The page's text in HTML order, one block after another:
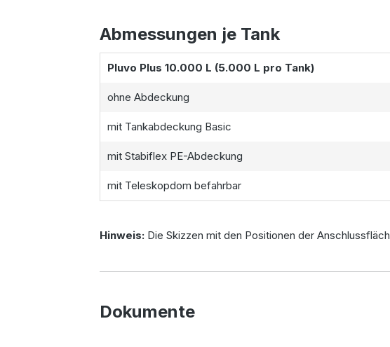
Abmessungen je Tank
Pluvo Plus 10.000 L (5.000 L pro Tank)
ohne Abdeckung
mit Tankabdeckung Basic
mit Stabiflex PE-Abdeckung
mit Teleskopdom befahrbar
Hinweis: Die Skizzen mit den Positionen der
Dokumente